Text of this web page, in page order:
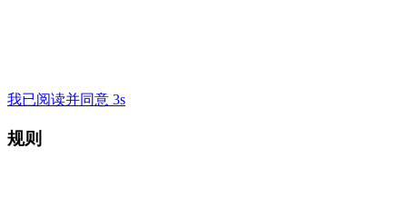
我已阅读并同意 3s
规则